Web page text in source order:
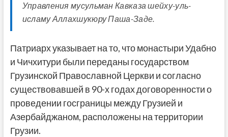
Управления мусульман Кавказа шейху-уль-
исламу Аллахшукюру Паша-Заде.
Патриарх указывает на то, что монастыри Удабно
и Чичхитури были переданы государством
Грузинской Православной Церкви и согласно
существовавшей в 90-х годах договоренности о
проведении госграницы между Грузией и
Азербайджаном, расположены на территории
Грузии.